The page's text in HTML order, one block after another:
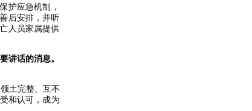
护应急机制，
后安排，并听
人员家属提供
讲话的消息。
土完整、互不
和认可，成为